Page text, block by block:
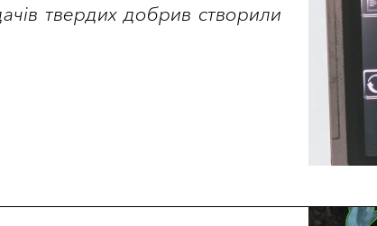
твердих добрив створили